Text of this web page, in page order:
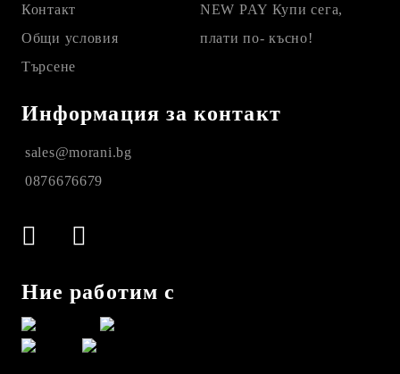
Контакт
Общи условия
Търсене
NEW PAY Купи сега,
плати по- късно!
Информация за контакт
sales@morani.bg
0876676679
Ние работим с